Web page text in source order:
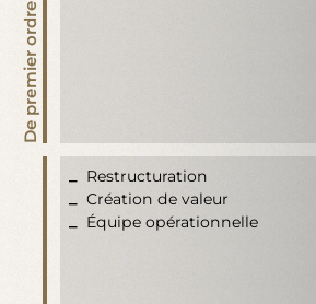
De premier ordre
Restructuration
Création de valeur
Équipe opérationnelle